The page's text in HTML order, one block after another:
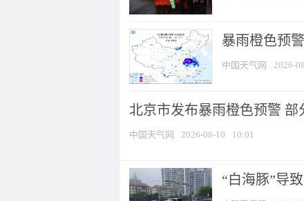
暴雨橙色预
中国天气网 2026-
北京市发布暴雨橙色预警 部
中国天气网 2026-08-10 10:01
“白海豚”导